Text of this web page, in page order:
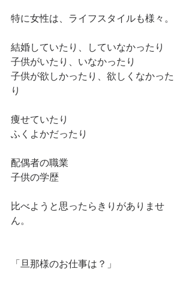
特に女性は、ライフスタイルも様々。
結婚していたり、していなかったり
子供がいたり、いなかったり
子供が欲しかったり、欲しくなかった
り
痩せていたり
ふくよかだったり
配偶者の職業
子供の学歴
比べようと思ったらきりがありませ
ん。
「旦那様のお仕事は？」